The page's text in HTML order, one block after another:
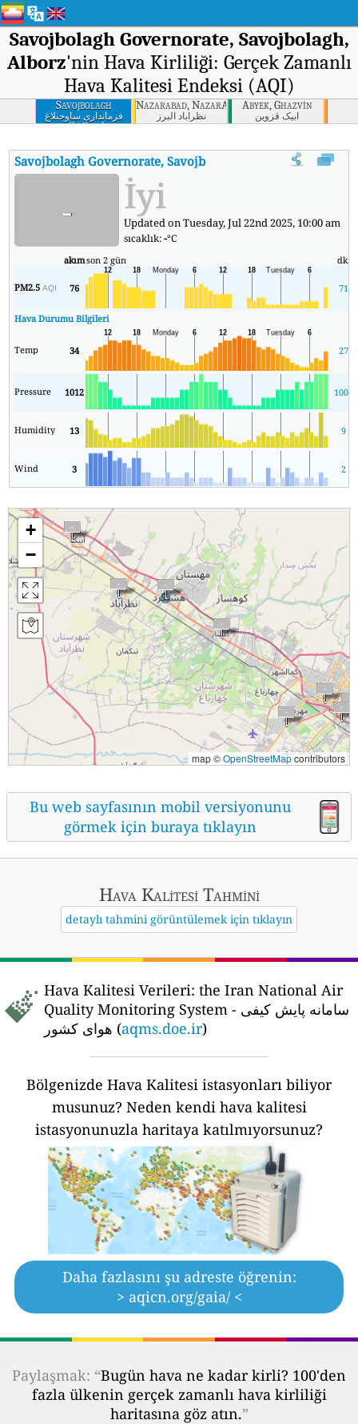
Savojbolagh Governorate, Savojbolagh,
Alborz'nin Hava Kirliliği: Gerçek Zamanlı
Hava Kalitesi Endeksi (AQI)
Savojbolagh
Governorate,
Savojbolagh, Alborz
فرمانداری ساوجبلاغ
ساوجبلاغ البرز
Nazarabad, NazarAbad, Alborz
نظرآباد البرز
Abyek, Ghazvin
آبیک قزوین
Savojbolagh Governorate, Savojbolagh, Alborz 'nin AQI'si
- İyi
Updated on Tuesday, Jul 22nd 2025, 10:00 am
sıcaklık:-°C
akımson 2 gün dk.
PM2.5AQI 76 71
Hava Durumu Bilgileri
Temp 34 27
Pressure 1012 1008
Humidity 13 9
Wind 3 2
+
−
map ©OpenStreetMapcontributors
Bu web sayfasının mobil versiyonunu
görmek için buraya tıklayın
Hava Kalitesi Tahmini
detaylı tahmini görüntülemek için tıklayın
Hava Kalitesi Verileri: the Iran National Air
Quality Monitoring System - سامانه پایش کیفی
هوای کشور (aqms.doe.ir)
Bölgenizde Hava Kalitesi istasyonları biliyor
musunuz? Neden kendi hava kalitesi
istasyonunuzla haritaya katılmıyorsunuz?
Daha fazlasını şu adreste öğrenin:
> aqicn.org/gaia/ <
Paylaşmak: “Bugün hava ne kadar kirli? 100'den
fazla ülkenin gerçek zamanlı hava kirliliği
haritasına göz atın.”